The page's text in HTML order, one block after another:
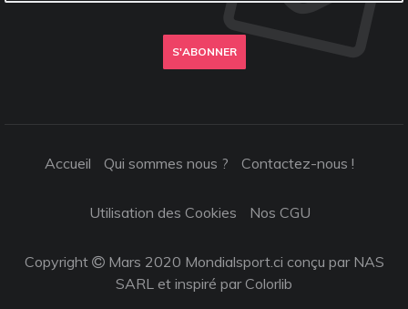
S'ABONNER
Accueil Qui sommes nous ? Contactez-nous !
Utilisation des Cookies Nos CGU
Copyright
Mars 2020 Mondialsport.ci conçu par NAS
SARL et inspiré parColorlib